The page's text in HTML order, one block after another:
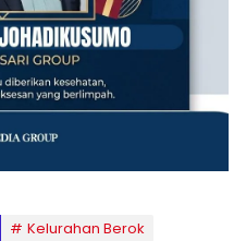
Kelurahan Berok